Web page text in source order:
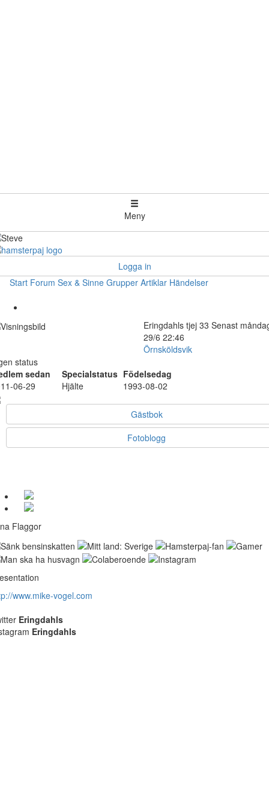
Meny
Logga in
Start Forum Sex & Sinne Grupper Artiklar Händelser
Eringdahls tjej 33 Senast
29/6 22:46
Örnsköldsvik
status
sedan
Specialstatus Födelsedag
06-29
Hjälte 1993-08-02
Gästbok
Fotoblogg
Flaggor
www.mike-vogel.com
Eringdahls
Eringdahls